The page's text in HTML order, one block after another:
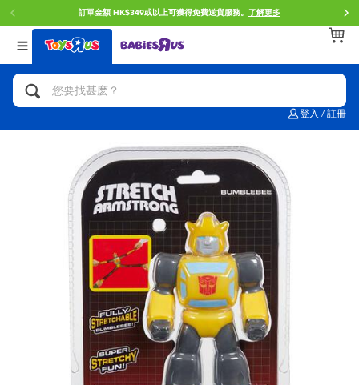
訂單金額 HK$349或以上可獲得免費送貨服務。 了解更多
登入 / 註冊
返回
分類目錄
人氣英雄,角色扮演,射擊玩具
拼砌組合及樂高LEGO
玩具車,貨車,火車及遙控系列
手工藝,文具,蠟筆,泥膠,畫板
娃娃, 芭比,收藏公仔
電子玩具
返回
品牌
Brunch Brother 早午餐兄弟
Spider-Man蜘蛛俠
Mini Brands
Play-Doh培樂多
Pokemon寶可夢
playpop
返回
年齢
0~2歳
5~7歳
8~11歳
12~14歳
14歳以上